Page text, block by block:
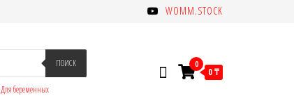
WOMM.STOCK
ПОИСК
Для беременных
0
0 ₸